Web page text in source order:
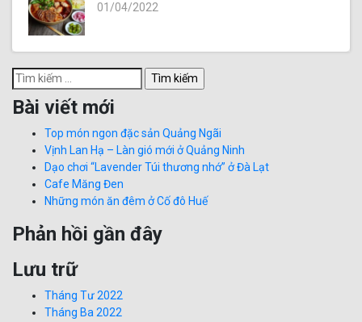
01/04/2022
Tìm
kiếm
cho:
Bài viết mới
Top món ngon đặc sản Quảng Ngãi
Vịnh Lan Hạ – Làn gió mới ở Quảng Ninh
Dạo chơi “Lavender Túi thương nhớ” ở Đà Lạt
Cafe Măng Đen
Những món ăn đêm ở Cố đô Huế
Phản hồi gần đây
Lưu trữ
Tháng Tư 2022
Tháng Ba 2022